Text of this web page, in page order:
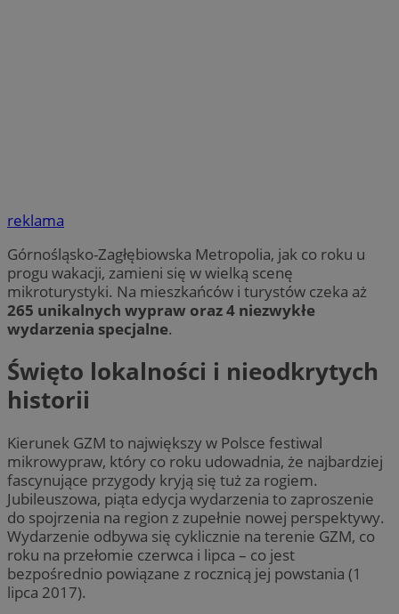
reklama
Górnośląsko-Zagłębiowska Metropolia, jak co roku u
progu wakacji, zamieni się w wielką scenę
mikroturystyki. Na mieszkańców i turystów czeka aż
265 unikalnych wypraw oraz 4 niezwykłe
wydarzenia specjalne.
Święto lokalności i nieodkrytych
historii
Kierunek GZM to największy w Polsce festiwal
mikrowypraw, który co roku udowadnia, że najbardziej
fascynujące przygody kryją się tuż za rogiem.
Jubileuszowa, piąta edycja wydarzenia to zaproszenie
do spojrzenia na region z zupełnie nowej perspektywy.
Wydarzenie odbywa się cyklicznie na terenie GZM, co
roku na przełomie czerwca i lipca – co jest
bezpośrednio powiązane z rocznicą jej powstania (1
lipca 2017).